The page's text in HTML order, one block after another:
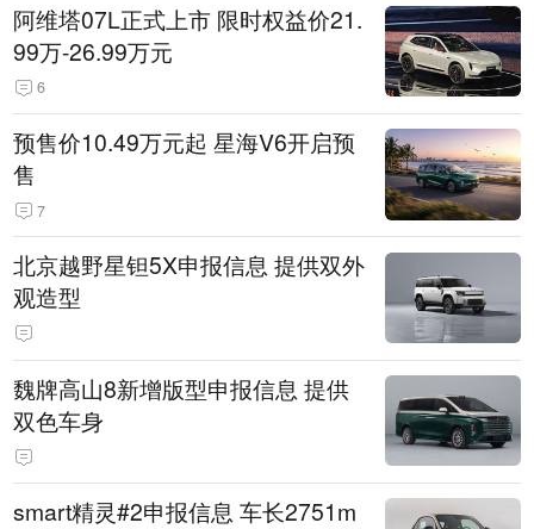
阿维塔07L正式上市 限时权益价21.
99万-26.99万元
6
预售价10.49万元起 星海V6开启预
售
7
北京越野星钽5X申报信息 提供双外
观造型
魏牌高山8新增版型申报信息 提供
双色车身
smart精灵#2申报信息 车长2751m